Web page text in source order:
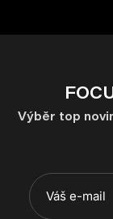
Výběr top